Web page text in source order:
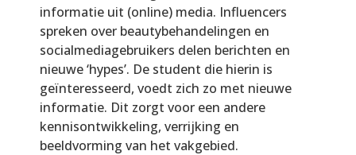
informatie uit (online) media. Influencers
spreken over beautybehandelingen en
socialmediagebruikers delen berichten en
nieuwe ‘hypes’. De student die hierin is
geïnteresseerd, voedt zich zo met nieuwe
informatie. Dit zorgt voor een andere
kennisontwikkeling, verrijking en
beeldvorming van het vakgebied.